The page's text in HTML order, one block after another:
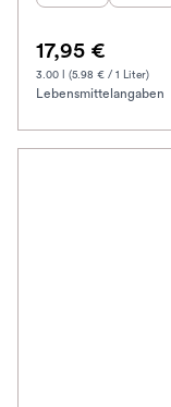
17,95 €
3.00 l (5.98 € / 1 Liter)
Lebensmittelangaben